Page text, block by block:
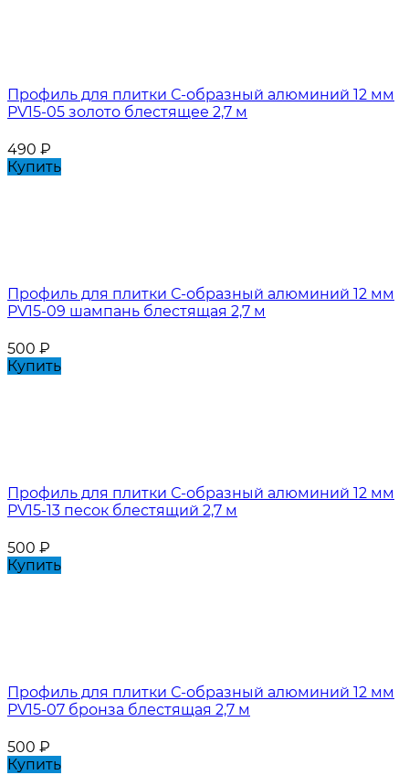
Профиль для плитки С-образный алюминий 12 мм
PV15-05 золото блестящее 2,7 м
490 ₽
Купить
Профиль для плитки С-образный алюминий 12 мм
PV15-09 шампань блестящая 2,7 м
500 ₽
Купить
Профиль для плитки С-образный алюминий 12 мм
PV15-13 песок блестящий 2,7 м
500 ₽
Купить
Профиль для плитки С-образный алюминий 12 мм
PV15-07 бронза блестящая 2,7 м
500 ₽
Купить